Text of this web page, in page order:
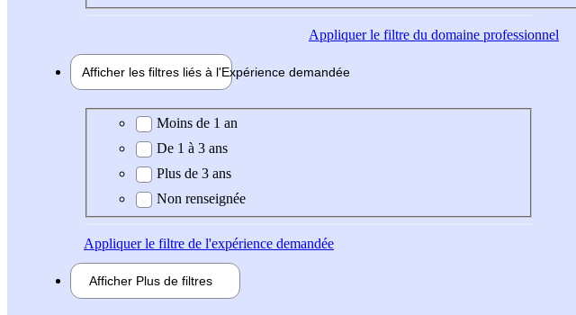
Appliquerle filtre du domaine professionnel
Afficher les filtres liés à l'Expérience demandée
Expérience demandée
Moins de 1 an
De 1 à 3 ans
Plus de 3 ans
Non renseignée
Appliquerle filtre de l'expérience demandée
Afficher Plus de filtres